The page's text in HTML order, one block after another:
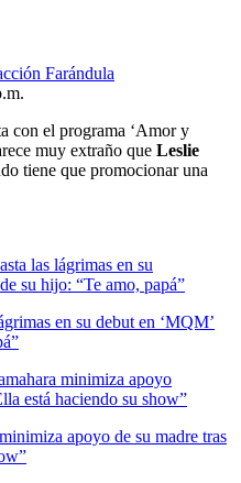
Farándula
con el programa ‘Amor y
muy extraño que Leslie
tiene que promocionar una
en su debut en ‘MQM’
apoyo de su madre tras